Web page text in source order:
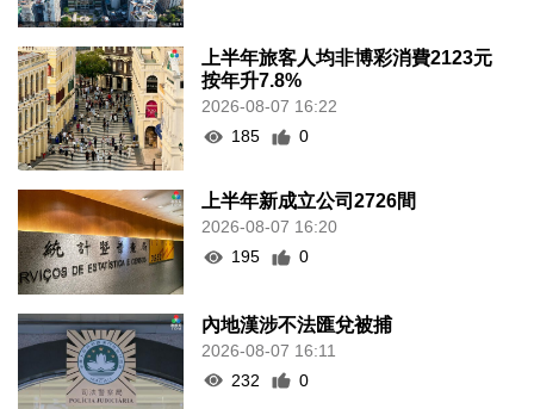
上半年旅客人均非博彩消費2123元
按年升7.8%
2026-08-07 16:22
185
0
上半年新成立公司2726間
2026-08-07 16:20
195
0
內地漢涉不法匯兌被捕
2026-08-07 16:11
232
0